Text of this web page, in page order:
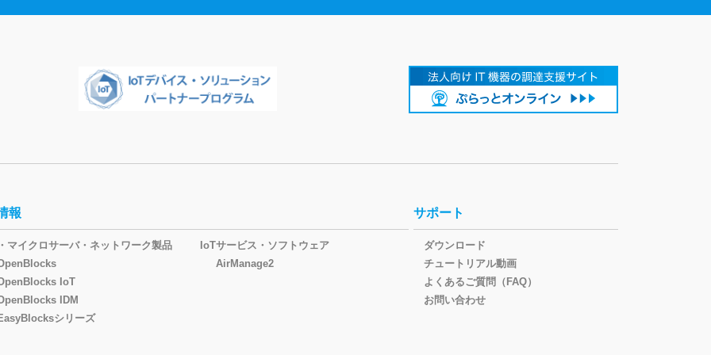
報
マイクロサーバ・ネットワーク製品
IoT
IDM
シリーズ
IoTサービス・ソフトウェア
AirManage2
サポート
ダウンロード
チュートリアル動画
よくあるご質問（FAQ）
お問い合わせ